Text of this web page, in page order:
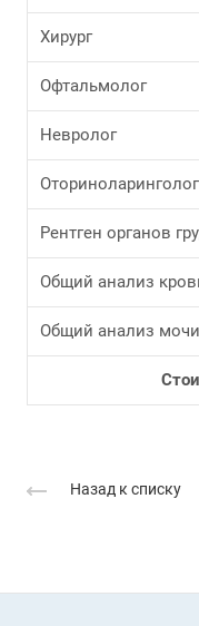
Хирург
Офтальмолог
Невролог
Оториноларинголог
Рентген органов
Общий анализ
Общий анализ мочи
Назад к списку